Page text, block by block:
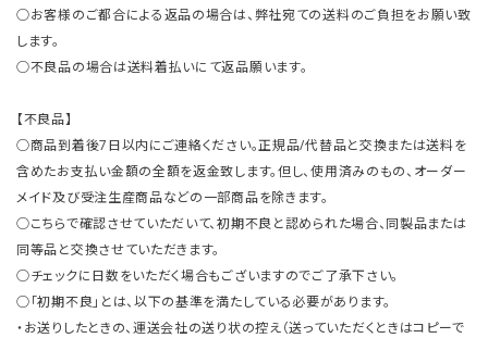
○お客様のご都合による返品の場合は、弊社宛ての送料のご負担をお願い致
します。
○不良品の場合は送料着払いにて返品願います。
【不良品】
○商品到着後7日以内にご連絡ください。正規品/代替品と交換または送料を
含めたお支払い金額の全額を返金致します。但し、使用済みのもの、オーダー
メイド及び受注生産商品などの一部商品を除きます。
○こちらで確認させていただいて、初期不良と認められた場合、同製品または
同等品と交換させていただきます。
○チェックに日数をいただく場合もございますのでご了承下さい。
○「初期不良」とは、以下の基準を満たしている必要があります。
・お送りしたときの、運送会社の送り状の控え（送っていただくときはコピーで